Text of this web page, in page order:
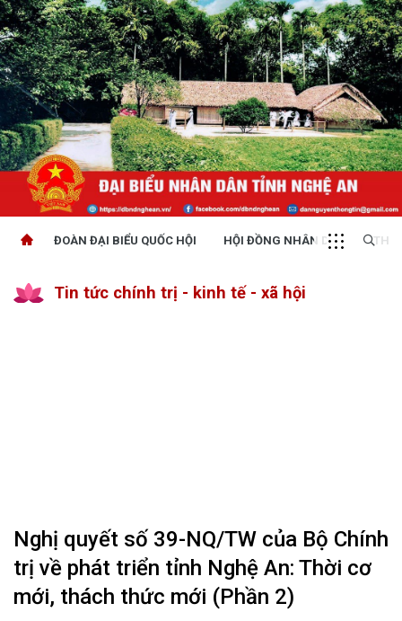
ĐOÀN ĐẠI BIỂU QUỐC HỘI HỘI ĐỒNG NHÂN DÂN
Tin tức chính trị - kinh tế - xã hội
Nghị quyết số 39-NQ/TW của Bộ Chính
trị về phát triển tỉnh Nghệ An: Thời cơ
mới, thách thức mới (Phần 2)